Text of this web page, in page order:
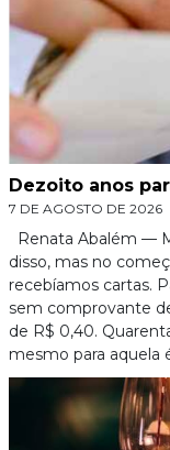
Dezoito anos
7 DE AGOSTO DE 2026
Renata Abalém —
disso, mas no
recebíamos cartas.
sem comprovante
de R$ 0,40.
mesmo para aquela